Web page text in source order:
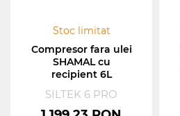
Stoc limitat
Compresor fara ulei
SHAMAL cu
recipient 6L
SILTEK 6 PRO